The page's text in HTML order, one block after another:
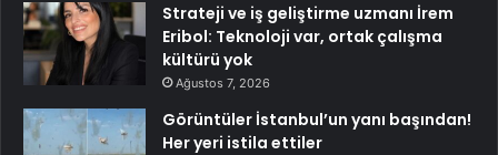
Strateji ve iş geliştirme uzmanı İrem
Eribol: Teknoloji var, ortak çalışma
kültürü yok
Ağustos 7, 2026
Görüntüler İstanbul’un yanı başından!
Her yeri istila ettiler